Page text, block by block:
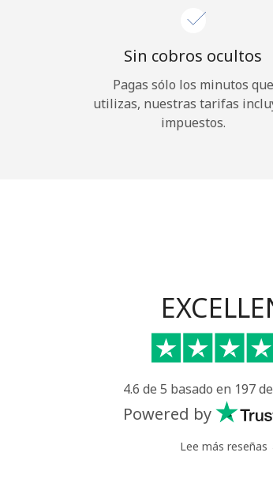
Sin cobros ocultos
Pagas sólo los minutos que
utilizas, nuestras tarifas
impuestos.
4.6 de 5 basado en 197
Powered by
Lee más reseñas